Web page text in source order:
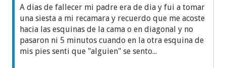
no les miento, en un determinado momento
mientras veía a toda la gente allí reunida, en el
centro de mi pecho ESTALLÓ así como se los digo
ESTALLÓ en el centro del mismo una idea que decía
"Llegando a la casa va a funcionar el aire
A dias de fallecer mi padre era de dia y fui a tomar
una siesta a mi recamara y recuerdo que me acoste
hacia las esquinas de la cama o en diagonal y no
pasaron ni 5 minutos cuando en la otra esquina de
mis pies senti que "alguien" se sento...